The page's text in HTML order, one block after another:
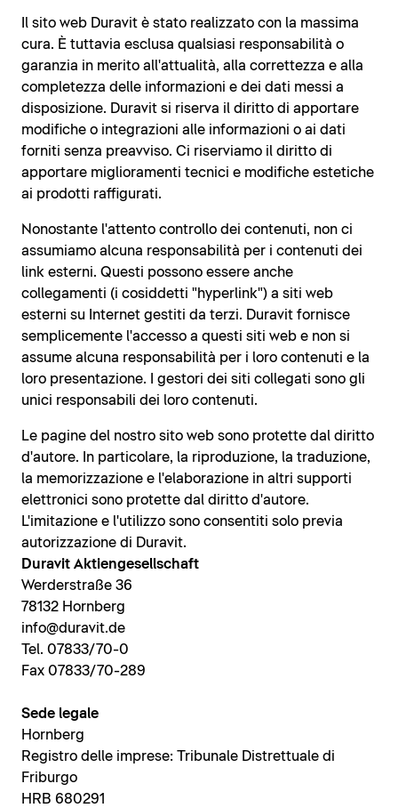
Il sito web Duravit è stato realizzato con la massima
cura. È tuttavia esclusa qualsiasi responsabilità o
garanzia in merito all'attualità, alla correttezza e alla
completezza delle informazioni e dei dati messi a
disposizione. Duravit si riserva il diritto di apportare
modifiche o integrazioni alle informazioni o ai dati
forniti senza preavviso. Ci riserviamo il diritto di
apportare miglioramenti tecnici e modifiche estetiche
ai prodotti raffigurati.
Nonostante l'attento controllo dei contenuti, non ci
assumiamo alcuna responsabilità per i contenuti dei
link esterni. Questi possono essere anche
collegamenti (i cosiddetti "hyperlink") a siti web
esterni su Internet gestiti da terzi. Duravit fornisce
semplicemente l'accesso a questi siti web e non si
assume alcuna responsabilità per i loro contenuti e la
loro presentazione. I gestori dei siti collegati sono gli
unici responsabili dei loro contenuti.
Le pagine del nostro sito web sono protette dal diritto
d'autore. In particolare, la riproduzione, la traduzione,
la memorizzazione e l'elaborazione in altri supporti
elettronici sono protette dal diritto d'autore.
L'imitazione e l'utilizzo sono consentiti solo previa
autorizzazione di Duravit.
Duravit Aktiengesellschaft
Werderstraße 36
78132 Hornberg
info@duravit.de
Tel. 07833/70-0
Fax 07833/70-289
Sede legale
Hornberg
Registro delle imprese: Tribunale Distrettuale di
Friburgo
HRB 680291